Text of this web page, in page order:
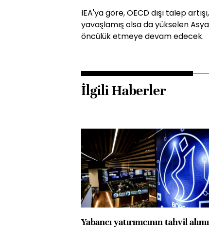
IEA'ya göre, OECD dışı talep
yavaşlamış olsa da yükselen
öncülük etmeye devam edecek.
İlgili Haberler
Yabancı yatırımcının tahvil alımı